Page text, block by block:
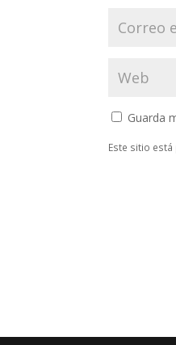
Guarda
Este sitio está